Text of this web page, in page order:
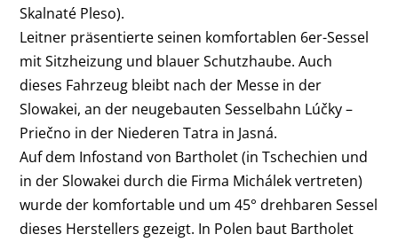
Skalnaté Pleso).
Leitner präsentierte seinen komfortablen 6er-Sessel
mit Sitzheizung und blauer Schutzhaube. Auch
dieses Fahrzeug bleibt nach der Messe in der
Slowakei, an der neugebauten Sesselbahn Lúčky –
Priečno in der Niederen Tatra in Jasná.
Auf dem Infostand von Bartholet (in Tschechien und
in der Slowakei durch die Firma Michálek vertreten)
wurde der komfortable und um 45° drehbaren Sessel
dieses Herstellers gezeigt. In Polen baut Bartholet